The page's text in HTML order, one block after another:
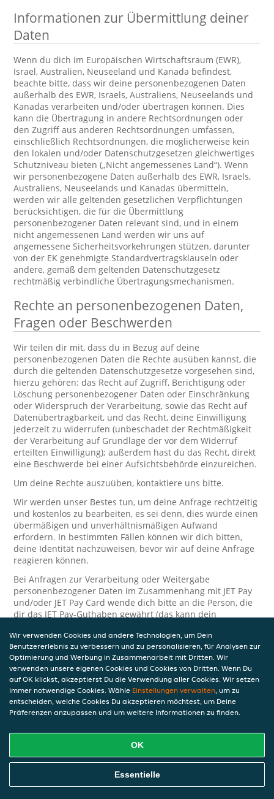
Informationen zur Übermittlung deiner
Daten
Wenn du dich im Europäischen Wirtschaftsraum (EWR),
Israel, Australien, Neuseeland und Kanada befindest,
beachte bitte, dass wir deine personenbezogenen Daten
außerhalb des EWR, Israels, Australiens, Neuseelands und
Kanadas verarbeiten und/oder übertragen können. Dies
kann die Übertragung in andere Rechtsordnungen oder
den Zugriff aus anderen Rechtsordnungen umfassen,
einschließlich Rechtsordnungen, die möglicherweise kein
den lokalen und/oder Datenschutzgesetzen gleichwertiges
Schutzniveau bieten („Nicht angemessenes Land“). Wenn
wir personenbezogene Daten außerhalb des EWR, Israels,
Australiens, Neuseelands und Kanadas übermitteln,
werden wir alle geltenden gesetzlichen Verpflichtungen
berücksichtigen, die für die Übermittlung
personenbezogener Daten relevant sind, und in einem
nicht angemessenen Land werden wir uns auf
angemessene Sicherheitsvorkehrungen stützen, darunter
von der EK genehmigte Standardvertragsklauseln oder
andere, gemäß dem geltenden Datenschutzgesetz
rechtmäßig verbindliche Übertragungsmechanismen.
Rechte an personenbezogenen Daten,
Fragen oder Beschwerden
Wir teilen dir mit, dass du in Bezug auf deine
personenbezogenen Daten die Rechte ausüben kannst, die
durch die geltenden Datenschutzgesetze vorgesehen sind,
hierzu gehören: das Recht auf Zugriff, Berichtigung oder
Löschung personenbezogener Daten oder Einschränkung
oder Widerspruch der Verarbeitung, sowie das Recht auf
Datenübertragbarkeit, und das Recht, deine Einwilligung
jederzeit zu widerrufen (unbeschadet der Rechtmäßigkeit
der Verarbeitung auf Grundlage der vor dem Widerruf
erteilten Einwilligung); außerdem hast du das Recht, direkt
eine Beschwerde bei einer Aufsichtsbehörde einzureichen.
Um deine Rechte auszuüben, kontaktiere uns bitte.
Wir werden unser Bestes tun, um deine Anfrage rechtzeitig
und kostenlos zu bearbeiten, es sei denn, dies würde einen
übermäßigen und unverhältnismäßigen Aufwand
erfordern. In bestimmten Fällen können wir dich bitten,
deine Identität nachzuweisen, bevor wir auf deine Anfrage
reagieren können.
Bei Anfragen zur Verarbeitung oder Weitergabe
personenbezogener Daten im Zusammenhang mit JET Pay
und/oder JET Pay Card wende dich bitte an die Person, die
dir das JET Pay-Guthaben gewährt (das kann dein
erforderlich, da JET und die Person, die dir das Guthaben
gewährt, eine separate Verantwortung für die Verarbeitung
und den Schutz deiner personenbezogenen Daten haben.
Solltest du weitere Fragen oder Beschwerden in Bezug auf
die Verarbeitung deiner personenbezogenen Daten haben,
kontaktieren wir dich gerne. Wir würden uns auch über
Tipps oder Vorschläge zur Verbesserung unserer Erklärung
JET nimmt den Schutz personenbezogener Daten sehr ernst
und daher ergreifen wir angemessene Maßnahmen, um
Wir verwenden Cookies und andere Technologien, um Dein
Benutzererlebnis zu verbessern und zu personalisieren, für Analysen zur
Optimierung und Werbung in Zusammenarbeit mit Dritten. Wir
verwenden unsere eigenen Cookies und Cookies von Dritten. Wenn Du
auf OK klickst, akzeptierst Du die Verwendung aller Cookies. Wir setzen
immer notwendige Cookies. Wähle Einstellungen verwalten, um zu
entscheiden, welche Cookies Du akzeptieren möchtest, um Deine
Präferenzen anzupassen und um weitere Informationen zu finden.
OK
Essentielle